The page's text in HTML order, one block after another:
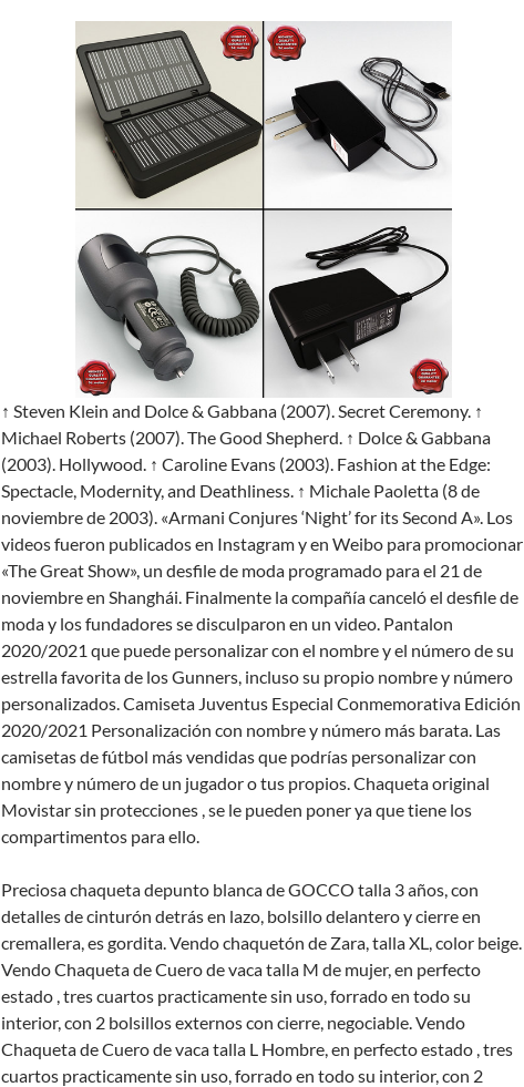
↑ Steven Klein and Dolce & Gabbana (2007). Secret Ceremony. ↑
Michael Roberts (2007). The Good Shepherd. ↑ Dolce & Gabbana
(2003). Hollywood. ↑ Caroline Evans (2003). Fashion at the Edge:
Spectacle, Modernity, and Deathliness. ↑ Michale Paoletta (8 de
noviembre de 2003). «Armani Conjures ‘Night’ for its Second A». Los
videos fueron publicados en Instagram y en Weibo para promocionar
«The Great Show», un desfile de moda programado para el 21 de
noviembre en Shanghái. Finalmente la compañía canceló el desfile de
moda y los fundadores se disculparon en un video. Pantalon
2020/2021 que puede personalizar con el nombre y el número de su
estrella favorita de los Gunners, incluso su propio nombre y número
personalizados. Camiseta Juventus Especial Conmemorativa Edición
2020/2021 Personalización con nombre y número más barata. Las
camisetas de fútbol más vendidas que podrías personalizar con
nombre y número de un jugador o tus propios. Chaqueta original
Movistar sin protecciones , se le pueden poner ya que tiene los
compartimentos para ello.
Preciosa chaqueta depunto blanca de GOCCO talla 3 años, con
detalles de cinturón detrás en lazo, bolsillo delantero y cierre en
cremallera, es gordita. Vendo chaquetón de Zara, talla XL, color beige.
Vendo Chaqueta de Cuero de vaca talla M de mujer, en perfecto
estado , tres cuartos practicamente sin uso, forrado en todo su
interior, con 2 bolsillos externos con cierre, negociable. Vendo
Chaqueta de Cuero de vaca talla L Hombre, en perfecto estado , tres
cuartos practicamente sin uso, forrado en todo su interior, con 2